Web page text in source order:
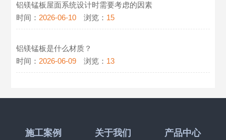
铝镁锰板屋面系统设计时需要考虑的因素
时间： 2026-06-10 浏览： 15
铝镁锰板是什么材质？
时间： 2026-06-09 浏览： 13
施工案例 关于我们 产品中心